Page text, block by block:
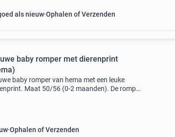
als nieuw Ophalen of Verzenden
baby romper met dierenprint
baby romper van hema met een leuke
Maat 50/56 (0-2 maanden). De romper
Ophalen of Verzenden